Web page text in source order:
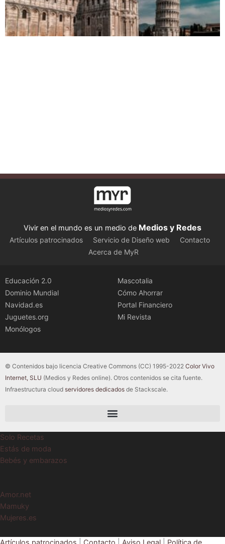
Vivir en el mundo es un medio de Medios y Redes
Artículos patrocinados Servicio de Diseño web
Contacto
Acerca de MyR
Educación 2.0
Dominio Mundial
Navidad.es
Juguetes.org
Monólogos
Mascotalia
Cómo Ahorrar
Portal Financiero
Mi Revista
© Contenidos bajo licencia Creative Commons (CC) 1995-2022 Color Vivo
Internet, SLU (Medios y Redes online). Otros contenidos se cita fuente.
Infraestructura cloud servidores dedicados de Stackscale.
Solo Recetas
Estás de moda
Bebés y embarazos
Amor.net
Mamuky
Mujeres.es